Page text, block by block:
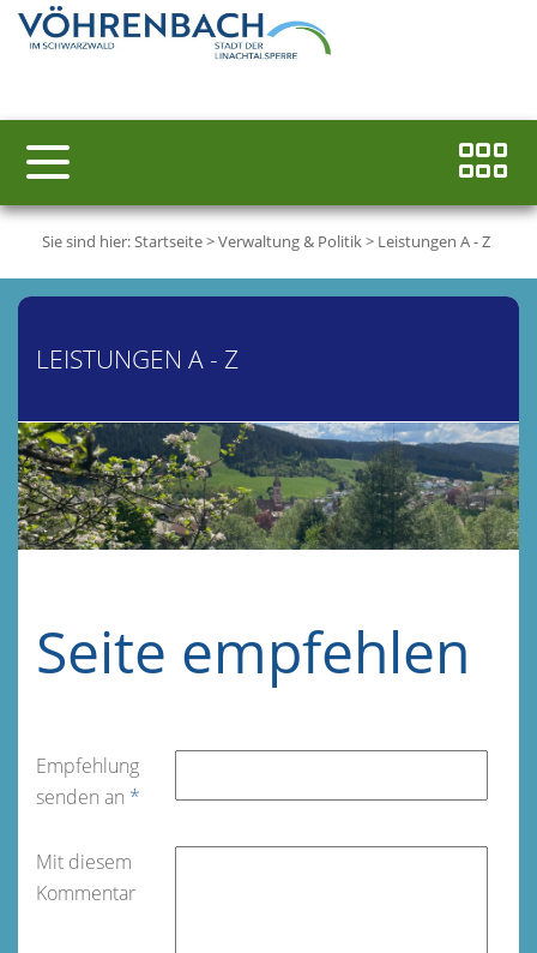
Sie sind hier:Startseite>Verwaltung & Politik> Leistungen A - Z
LEISTUNGEN A - Z
Seite empfehlen
Empfehlung
senden an *
Mit diesem
Kommentar